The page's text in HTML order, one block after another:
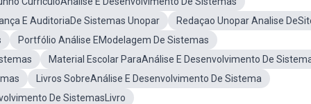
E AuditoriaDe Sistemas Unopar
Redaçao Unopar Analise
Portfólio Análise EModelagem De Sistemas
Material Escolar ParaAnálise E Desenvolvimento De
Livros SobreAnálise E Desenvolvimento De Sistema
De SistemasLivro